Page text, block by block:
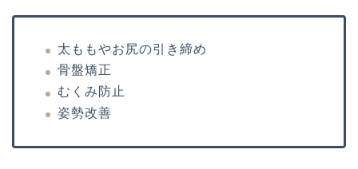
太ももやお尻の引き締め
骨盤矯正
むくみ防止
姿勢改善